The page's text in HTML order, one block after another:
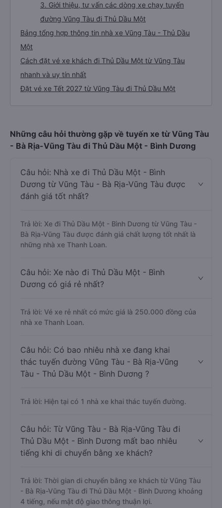
3. Giới thiệu, tư vấn các dòng xe chạy tuyến
đường Vũng Tàu đi Thủ Dầu Một
Bảng tổng hợp thông tin nhà xe Vũng Tàu - Thủ Dầu
Một
Cách đặt vé xe khách đi Thủ Dầu Một từ Vũng Tàu
nhanh và uy tín nhất
Đặt vé xe Tết 2027 từ Vũng Tàu đi Thủ Dầu Một
Những câu hỏi thường gặp về tuyến xe từ Vũng Tàu
- Bà Rịa-Vũng Tàu đi Thủ Dầu Một - Bình Dương
Câu hỏi: Nhà xe đi Thủ Dầu Một - Bình
Dương từ Vũng Tàu - Bà Rịa-Vũng Tàu được
đánh giá tốt nhất?
Trả lời: Xe đi Thủ Dầu Một - Bình Dương từ Vũng Tàu -
Bà Rịa-Vũng Tàu được đánh giá chất lượng tốt nhất là
những nhà xe Thanh Loan.
Câu hỏi: Xe nào đi Thủ Dầu Một - Bình
Dương có giá rẻ nhất?
Trả lời: Vé xe rẻ nhất có mức giá là 250.000 đồng của
nhà xe Thanh Loan.
Câu hỏi: Có bao nhiêu nhà xe đang khai
thác tuyến đường Vũng Tàu - Bà Rịa-Vũng
Tàu - Thủ Dầu Một - Bình Dương ?
Trả lời: Hiện tại có 1 nhà xe khai thác tuyến đường.
Câu hỏi: Từ Vũng Tàu - Bà Rịa-Vũng Tàu đi
Thủ Dầu Một - Bình Dương mất bao nhiêu
tiếng khi di chuyển bằng xe khách?
Trả lời: Thời gian di chuyển bằng xe khách từ Vũng Tàu
- Bà Rịa-Vũng Tàu đi Thủ Dầu Một - Bình Dương khoảng
4 tiếng, nếu mật độ giao thông thuận lợi.